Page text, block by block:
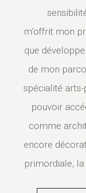
m’offrit mon
que
de mon
spécialité
pouvoir
comme
encore
primordiale, la